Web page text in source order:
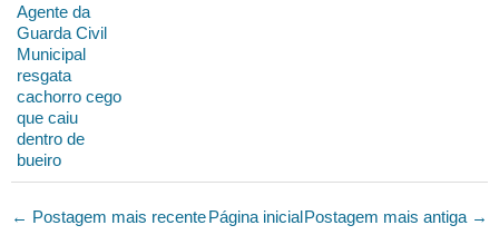
Agente da
Guarda Civil
Municipal
resgata
cachorro cego
que caiu
dentro de
bueiro
← Postagem mais recente Postagem mais antiga →
Página inicial